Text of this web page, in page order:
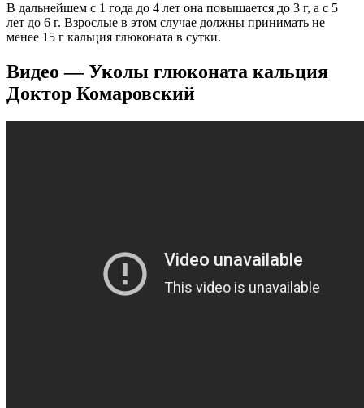
В дальнейшем с 1 года до 4 лет она повышается до 3 г, а с 5
лет до 6 г. Взрослые в этом случае должны принимать не
менее 15 г кальция глюконата в сутки.
Видео — Уколы глюконата кальция
Доктор Комаровский